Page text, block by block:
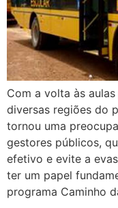
Com a volta às
diversas regiões do
tornou uma
gestores públicos,
efetivo e evite a
ter um papel
programa Caminho